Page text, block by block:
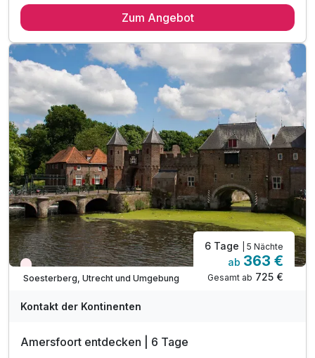
4 x reichhaltiges Frühstück vom Buffet
inkl. Parkplatznutzung am Hotel
inkl. W-LAN im Hotel
Coffee to go
Zum Angebot
Nur noch Restplätze
Soesterberg, Utrecht und Umgebung
6 Tage | 5 Nächte
ab 363 €
Gesamt ab 725 €
Kontakt der Kontinenten
Amersfoort entdecken | 6 Tage